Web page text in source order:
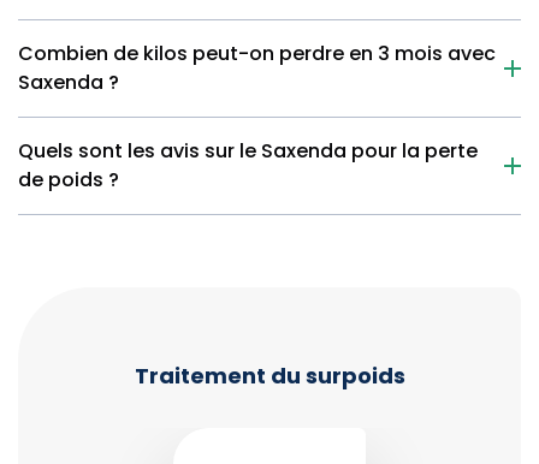
Combien de kilos peut-on perdre en 3 mois avec
Saxenda ?
Quels sont les avis sur le Saxenda pour la perte
de poids ?
Traitement du surpoids